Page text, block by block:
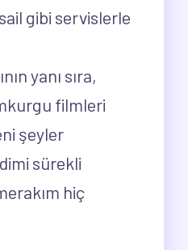
gibi servislerle
yanı sıra,
filmleri
şeyler
sürekli
hiç